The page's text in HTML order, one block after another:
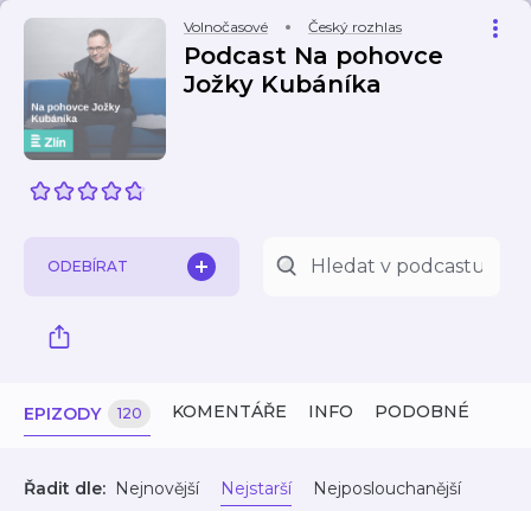
Volnočasové Český rozhlas
Podcast Na pohovce
Jožky Kubáníka
ODEBÍRAT
EPIZODY 120 KOMENTÁŘE INFO PODOBNÉ
Řadit dle: Nejnovější Nejstarší Nejposlouchanější